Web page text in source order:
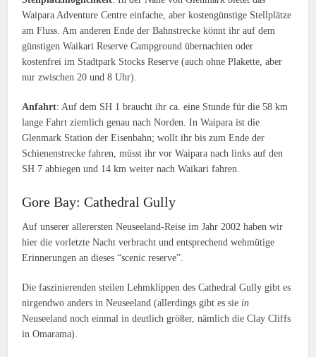
Waipara Adventure Centre einfache, aber kostengünstige Stellplätze
am Fluss. Am anderen Ende der Bahnstrecke könnt ihr auf dem
günstigen Waikari Reserve Campground übernachten oder
kostenfrei im Stadtpark Stocks Reserve (auch ohne Plakette, aber
nur zwischen 20 und 8 Uhr).
Anfahrt: Auf dem SH 1 braucht ihr ca. eine Stunde für die 58 km
lange Fahrt ziemlich genau nach Norden. In Waipara ist die
Glenmark Station der Eisenbahn; wollt ihr bis zum Ende der
Schienenstrecke fahren, müsst ihr vor Waipara nach links auf den
SH 7 abbiegen und 14 km weiter nach Waikari fahren.
Gore Bay: Cathedral Gully
Auf unserer allerersten Neuseeland-Reise im Jahr 2002 haben wir
hier die vorletzte Nacht verbracht und entsprechend wehmütige
Erinnerungen an dieses “scenic reserve”.
Die faszinierenden steilen Lehmklippen des Cathedral Gully gibt es
nirgendwo anders in Neuseeland (allerdings gibt es siein
Neuseeland noch einmal in deutlich größer, nämlich die Clay Cliffs
in Omarama).